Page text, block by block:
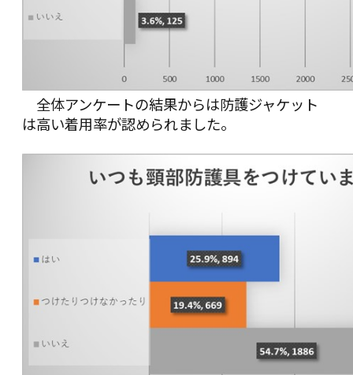
全体アンケートの結果からは防護ジャケット
は高い着用率が認められました。